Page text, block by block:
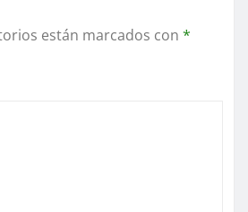
están marcados con *